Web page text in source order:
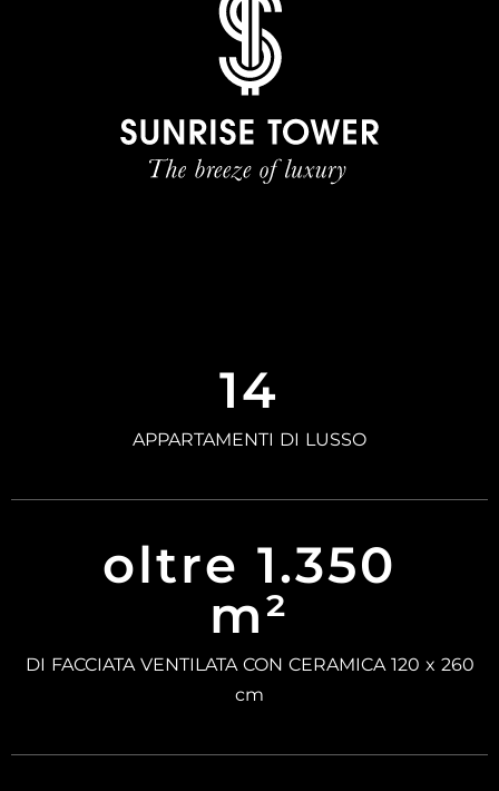
14
APPARTAMENTI DI LUSSO
oltre 1.350
m²
DI FACCIATA VENTILATA CON CERAMICA 120 x 260
cm